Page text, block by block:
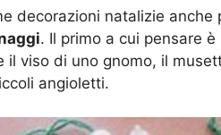
decorazioni natalizie
. Il primo a cui pensare
il viso di uno gnomo, il
angioletti.